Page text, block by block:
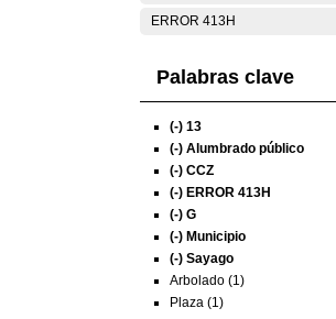
ERROR 413H
Palabras clave
(-) 13
(-) Alumbrado público
(-) CCZ
(-) ERROR 413H
(-) G
(-) Municipio
(-) Sayago
Arbolado (1)
Plaza (1)